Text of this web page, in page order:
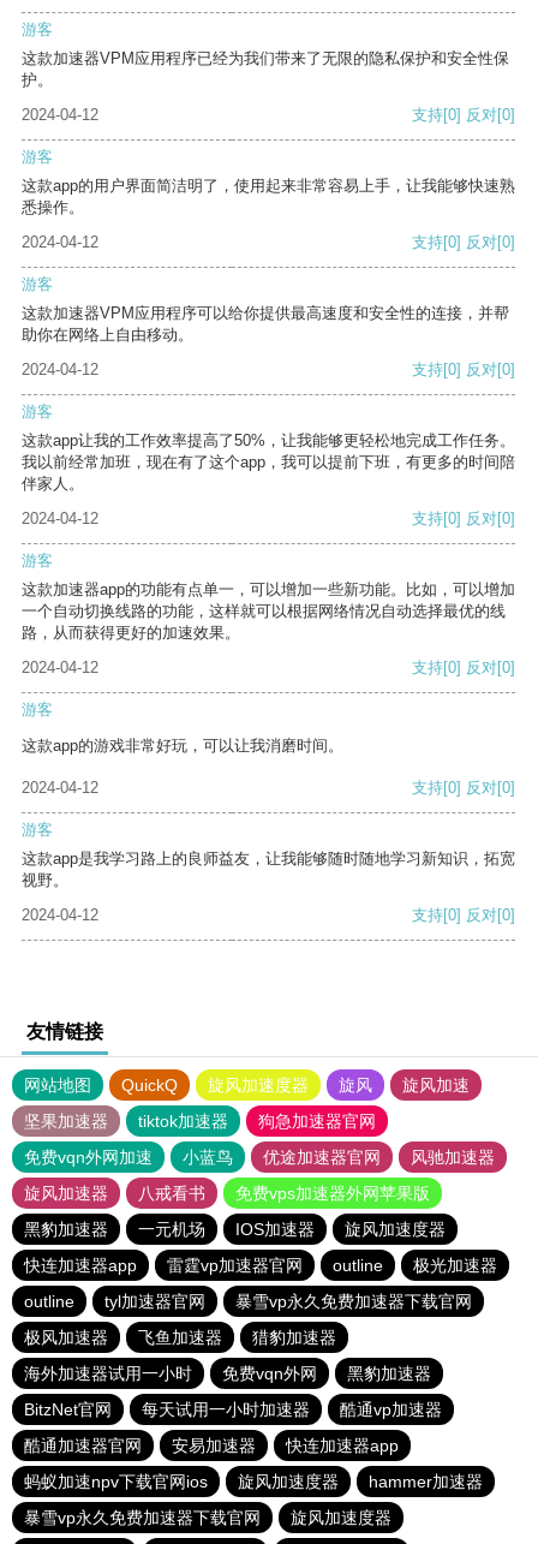
游客
这款加速器VPM应用程序已经为我们带来了无限的隐私保护和安全性保
护。
2024-04-12
支持[0] 反对[0]
游客
这款app的用户界面简洁明了，使用起来非常容易上手，让我能够快速熟
悉操作。
2024-04-12
支持[0] 反对[0]
游客
这款加速器VPM应用程序可以给你提供最高速度和安全性的连接，并帮
助你在网络上自由移动。
2024-04-12
支持[0] 反对[0]
游客
这款app让我的工作效率提高了50%，让我能够更轻松地完成工作任务。
我以前经常加班，现在有了这个app，我可以提前下班，有更多的时间陪
伴家人。
2024-04-12
支持[0] 反对[0]
游客
这款加速器app的功能有点单一，可以增加一些新功能。比如，可以增加
一个自动切换线路的功能，这样就可以根据网络情况自动选择最优的线
路，从而获得更好的加速效果。
2024-04-12
支持[0] 反对[0]
游客
这款app的游戏非常好玩，可以让我消磨时间。
2024-04-12 支持[0] 反对[0]
游客
这款app是我学习路上的良师益友，让我能够随时随地学习新知识，拓宽
视野。
2024-04-12
支持[0] 反对[0]
友情链接
网站地图 QuickQ 旋风加速度器 旋风
旋风加速
坚果加速器
tiktok加速器
狗急加速器官网
免费vqn外网加速
小蓝鸟 优途加速器官网
风驰加速器
旋风加速器
八戒看书
免费vps加速器外网苹果版
黑豹加速器
一元机场 IOS加速器
旋风加速度器
快连加速器app
雷霆vp加速器官网 outline
极光加速器
outline
tyl加速器官网
暴雪vp永久免费加速器下载官网
极风加速器
飞鱼加速器
猎豹加速器
海外加速器试用一小时
免费vqn外网
黑豹加速器
BitzNet官网
每天试用一小时加速器
酷通vp加速器
酷通加速器官网
安易加速器
快连加速器app
蚂蚁加速npv下载官网ios
旋风加速度器
hammer加速器
暴雪vp永久免费加速器下载官网
旋风加速度器